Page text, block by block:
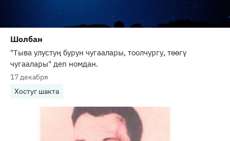
Шолбан
"Тыва улустуң бурун чугаалары, тоолчургу, төөгү
чугаалары" деп номдан.
17 декабря
Хостуг шакта